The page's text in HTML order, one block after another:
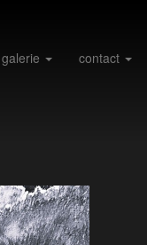
galerie contact